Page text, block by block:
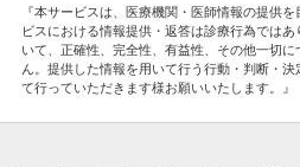
『本サービスは、医療機関・医師情報の提供
ビスにおける情報提供・返答は診療行為では
いて、正確性、完全性、有益性、その他一切
ん。提供した情報を用いて行う行動・判断・
て行っていただきます様お願いいたします。』